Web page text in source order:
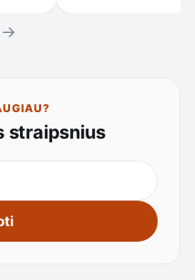
→
straipsnius